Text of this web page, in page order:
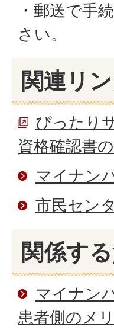
・郵送で手
さい。
関連リ
ぴったり
資格確認書
マイナン
市民セン
関係す
マイナン
患者側のメ